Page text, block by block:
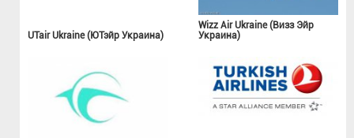
UTair Ukraine (ЮТэйр Украина)
Wizz Air Ukraine (Визз Эйр
Украина)